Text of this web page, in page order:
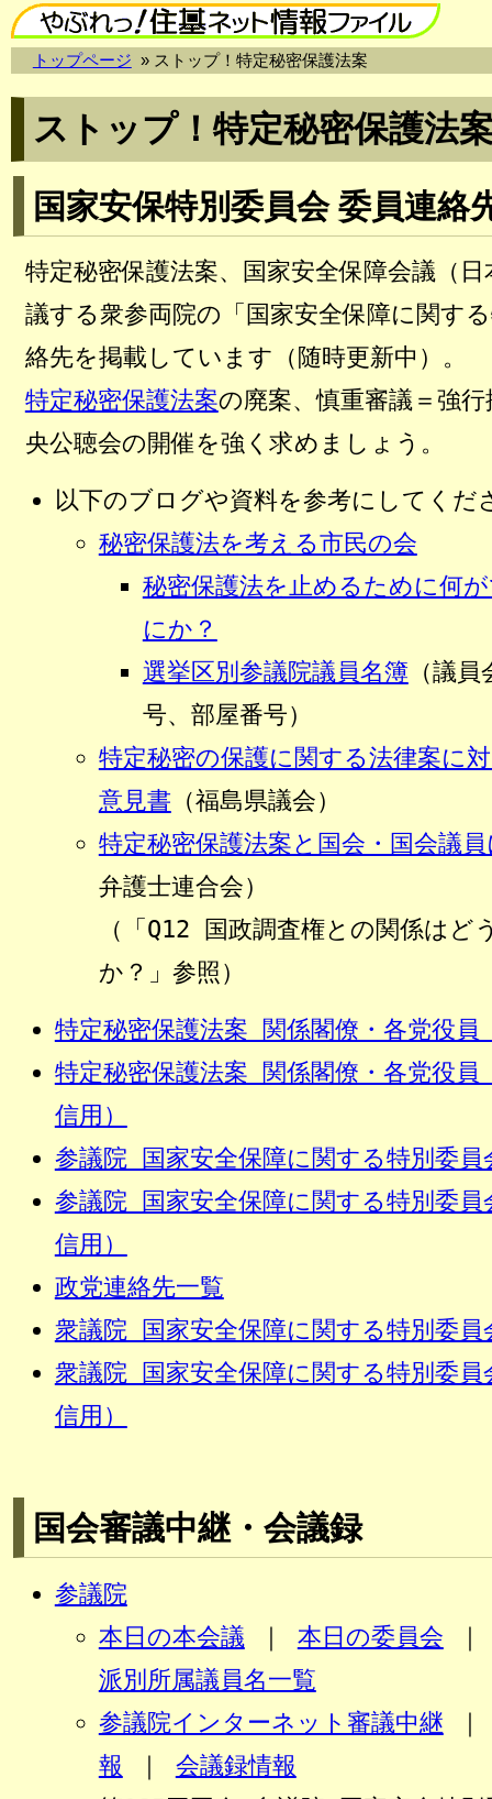
トップページ » ストップ！特定秘密保護法案
ストップ！特定秘密保護法
国家安保特別委員会 委員連絡
特定秘密保護法案、国家安全保障会議（日
議する衆参両院の「国家安全保障に関す
絡先を掲載しています（随時更新中）。
特定秘密保護法案の廃案、慎重審議＝強
央公聴会の開催を強く求めましょう。
以下のブログや資料を参考にしてくだ
秘密保護法を考える市民の会
秘密保護法を止めるために何
にか？
選挙区別参議院議員名簿 （議
号、部屋番号）
特定秘密の保護に関する法律案に
意見書 （福島県議会）
特定秘密保護法案と国会・国会議
弁護士連合会）
（「Q12 国政調査権との関係はど
か？」参照）
特定秘密保護法案 関係閣僚・各党役員
特定秘密保護法案 関係閣僚・各党役
信用）
参議院 国家安全保障に関する特別委
参議院 国家安全保障に関する特別委
信用）
政党連絡先一覧
衆議院 国家安全保障に関する特別委
衆議院 国家安全保障に関する特別委
信用）
国会審議中継・会議録
参議院
本日の本会議｜ 本日の委員会
派別所属議員名一覧
参議院インターネット審議中継
報
会議録情報